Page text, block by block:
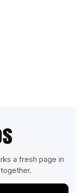
a fresh page in